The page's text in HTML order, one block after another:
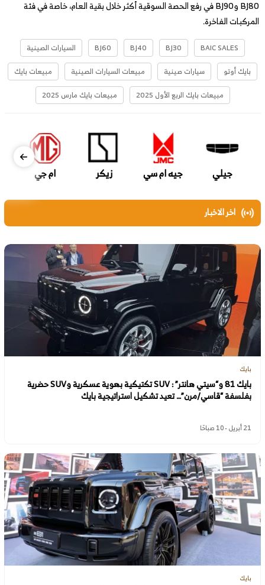
BJ80 وBJ90 في رفع الحصة السوقية أكثر خلال بقية العام، خاصة في فئة
المركبات الفاخرة.
BAIC SALES
BJ30
BJ40
BJ60
السيارات الصينية
بايك أوتو
سيارات صينية مبيعات السيارات الصينية
مبيعات بايك
مبيعات بايك الربع الأول 2025
مبيعات بايك مارس 2025
جيلي جيه ام سي زيكر ام جي
اخر الاخبار
بايك
بايك 81 و“سيتي هانتر” : SUV تكتيكية بهوية عسكرية وSUV حضرية
بفلسفة “قاسي/مرن”… تعيد تشكيل استراتيجية بايك
21 أبريل - 10 صباحًا
بايك